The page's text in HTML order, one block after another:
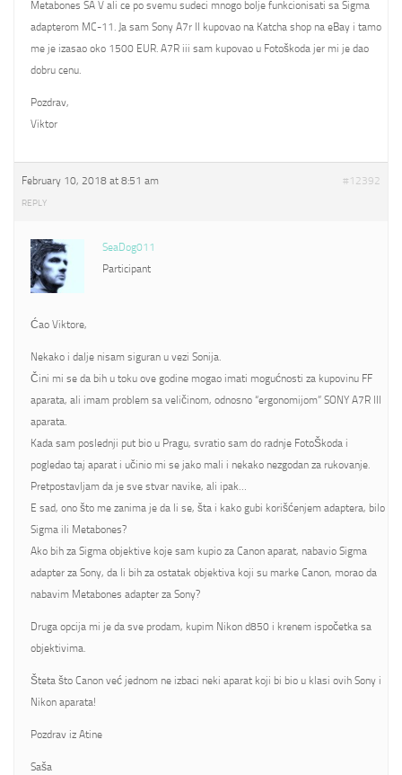
Metabones SA V ali ce po svemu sudeci mnogo bolje funkcionisati sa Sigma
adapterom MC-11. Ja sam Sony A7r II kupovao na Katcha shop na eBay i tamo
me je izasao oko 1500 EUR. A7R iii sam kupovao u Fotoškoda jer mi je dao
dobru cenu.
Pozdrav,
Viktor
February 10, 2018 at 8:51 am #12392
REPLY
SeaDog011
Participant
Ćao Viktore,
Nekako i dalje nisam siguran u vezi Sonija.
Čini mi se da bih u toku ove godine mogao imati mogućnosti za kupovinu FF
aparata, ali imam problem sa veličinom, odnosno “ergonomijom” SONY A7R III
aparata.
Kada sam poslednji put bio u Pragu, svratio sam do radnje FotoŠkoda i
pogledao taj aparat i učinio mi se jako mali i nekako nezgodan za rukovanje.
Pretpostavljam da je sve stvar navike, ali ipak…
E sad, ono što me zanima je da li se, šta i kako gubi korišćenjem adaptera, bilo
Sigma ili Metabones?
Ako bih za Sigma objektive koje sam kupio za Canon aparat, nabavio Sigma
adapter za Sony, da li bih za ostatak objektiva koji su marke Canon, morao da
nabavim Metabones adapter za Sony?
Druga opcija mi je da sve prodam, kupim Nikon d850 i krenem ispočetka sa
objektivima.
Šteta što Canon već jednom ne izbaci neki aparat koji bi bio u klasi ovih Sony i
Nikon aparata!
Pozdrav iz Atine
Saša